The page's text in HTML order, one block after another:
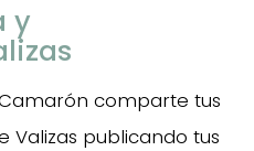
y
comparte tus
Valizas publicando tus